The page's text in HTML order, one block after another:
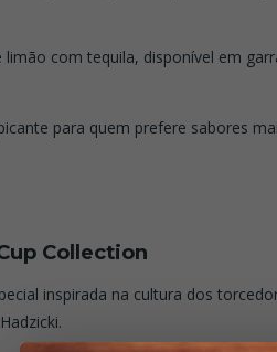
com tequila, disponível em
para quem prefere sabores
Collection
inspirada na cultura dos